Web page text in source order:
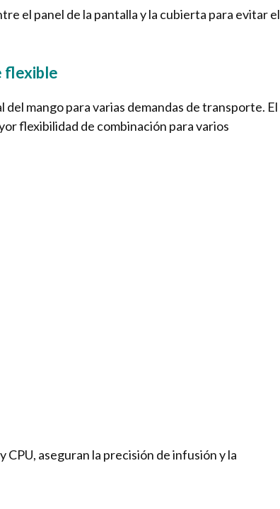
el panel de la pantalla y la cubierta para evitar el
flexible
mango para varias demandas de transporte. El
flexibilidad de combinación para varios
aseguran la precisión de infusión y la